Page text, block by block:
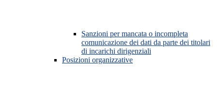
Sanzioni per mancata o incompleta
comunicazione dei dati da parte dei titolari
di incarichi dirigenziali
Posizioni organizzative